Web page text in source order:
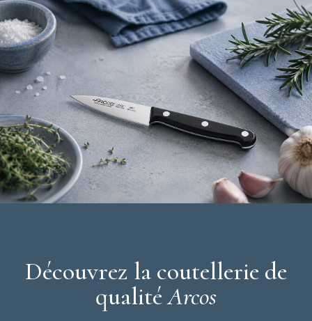
Découvrez la coutellerie de
qualitéArcos